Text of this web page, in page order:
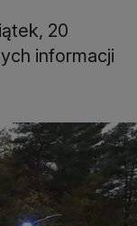
20
informacji